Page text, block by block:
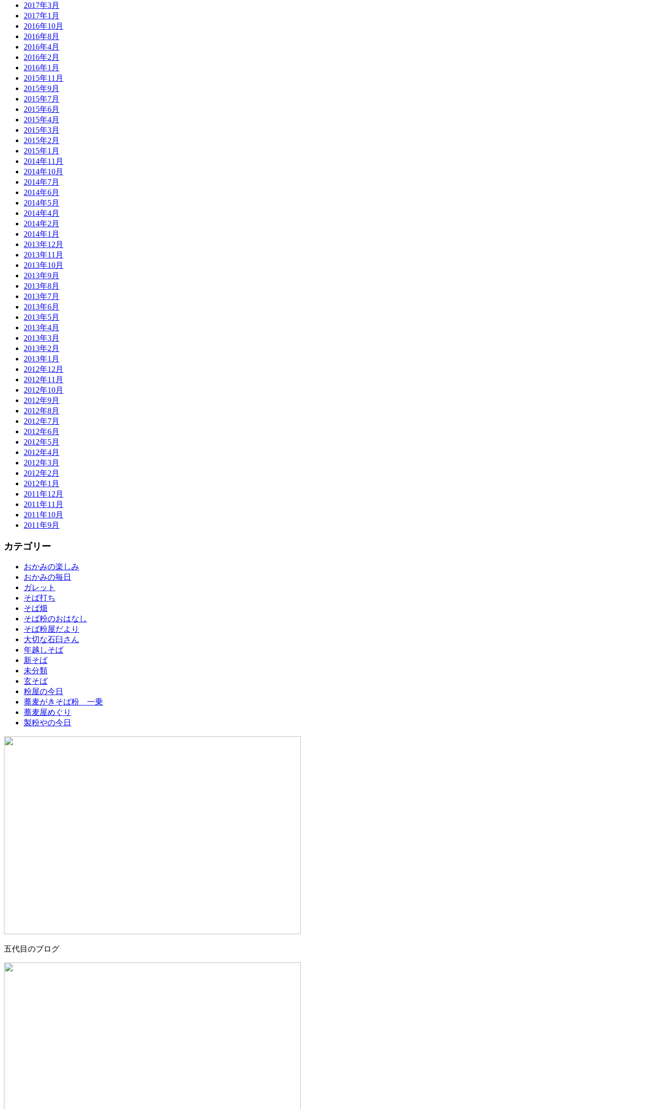
2017年3月
2017年1月
2016年10月
2016年8月
2016年4月
2016年2月
2016年1月
2015年11月
2015年9月
2015年7月
2015年6月
2015年4月
2015年3月
2015年2月
2015年1月
2014年11月
2014年10月
2014年7月
2014年6月
2014年5月
2014年4月
2014年2月
2014年1月
2013年12月
2013年11月
2013年10月
2013年9月
2013年8月
2013年7月
2013年6月
2013年5月
2013年4月
2013年3月
2013年2月
2013年1月
2012年12月
2012年11月
2012年10月
2012年9月
2012年8月
2012年7月
2012年6月
2012年5月
2012年4月
2012年3月
2012年2月
2012年1月
2011年12月
2011年11月
2011年10月
2011年9月
カテゴリー
おかみの楽しみ
おかみの毎日
ガレット
そば打ち
そば畑
そば粉のおはなし
そば粉屋だより
大切な石臼さん
年越しそば
新そば
未分類
玄そば
粉屋の今日
蕎麦がきそば粉 一乗
蕎麦屋めぐり
製粉やの今日
五代目のブログ